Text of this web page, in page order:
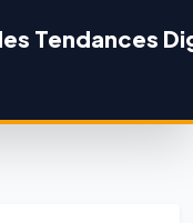
Tendances